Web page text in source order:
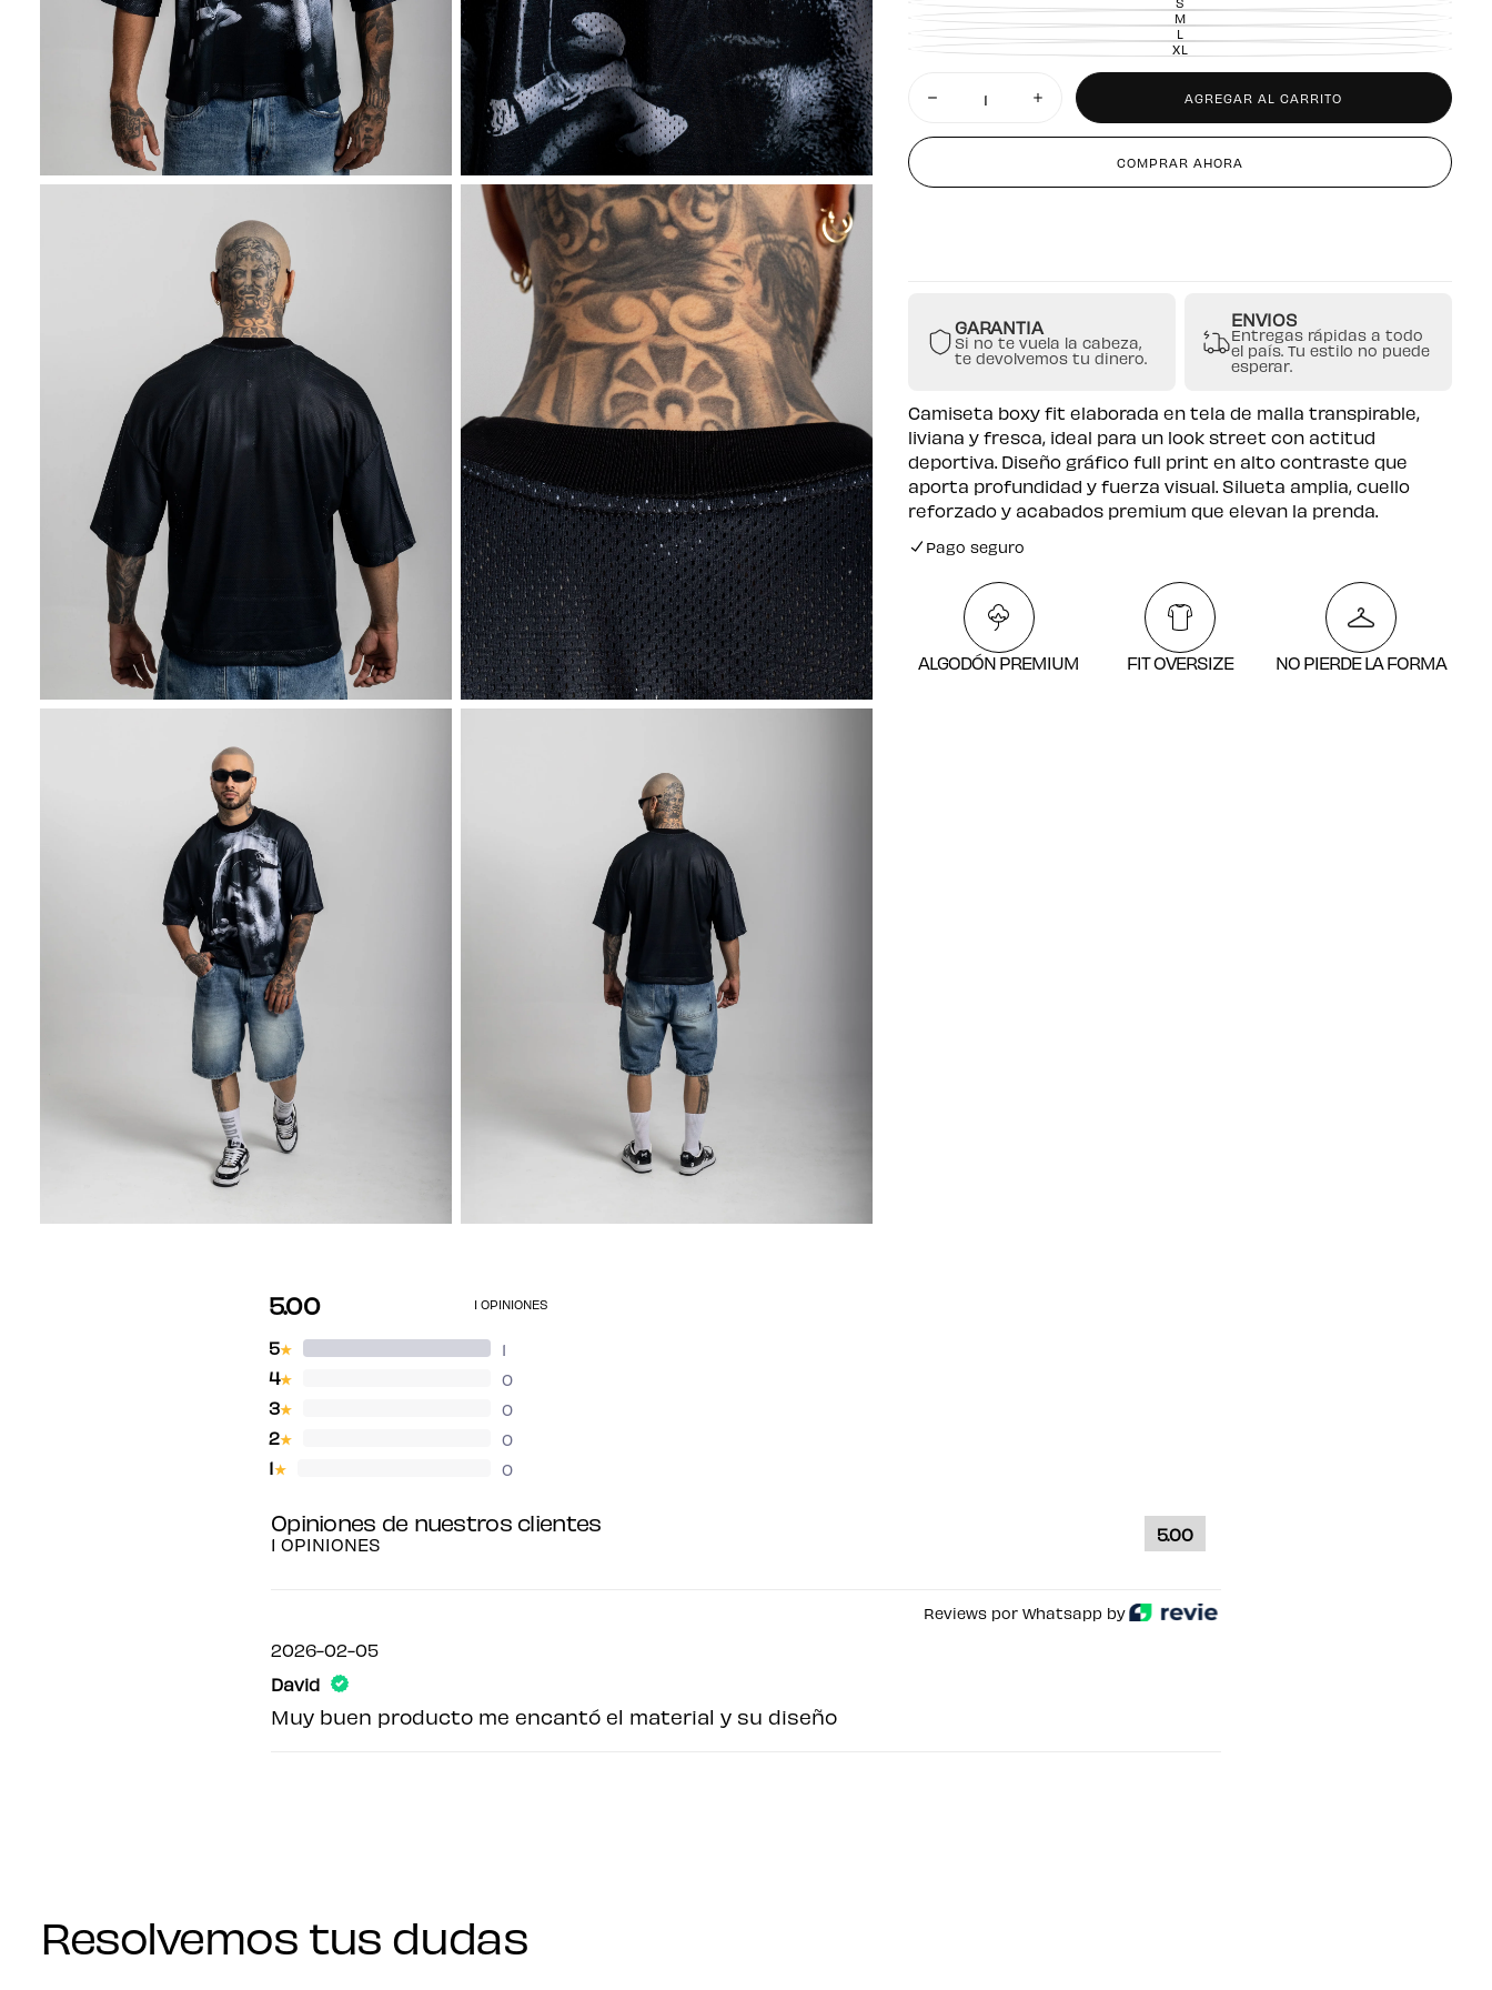
VARIANTE
AGOTADA
O
NO
DISPONIBLE
MVARIANTE
AGOTADA
O
NO
LVARIANTE
AGOTADA
O
NO
XLVARIANTE
O
DISPONIBLE
Disminuir
para
Hitmaker
Aumentar
cantidad
para
Hitmaker
AGREGAR AL CARRITO
COMPRAR AHORA
GARANTIA
Si no te vuela la cabeza,
te devolvemos tu dinero.
ENVIOS
Entregas rápidas a todo
el país. Tu estilo no puede
esperar.
Camiseta boxy fit elaborada en tela de malla transpirable,
liviana y fresca, ideal para un look street con actitud
deportiva. Diseño gráfico full print en alto contraste que
aporta profundidad y fuerza visual. Silueta amplia, cuello
reforzado y acabados premium que elevan la prenda.
Pago seguro
Pago seguro
ALGODÓN PREMIUM FIT OVERSIZE NO PIERDE LA FORMA
5.00 1 OPINIONES
5★ 1
4★ 0
3★ 0
2★ 0
1★ 0
Opiniones de nuestros clientes
1 OPINIONES 5.00
Reviews por Whatsapp by
2026-02-05
David
Muy buen producto me encantó el material y su diseño
Resolvemos tus dudas
El carrito rápido
está actualmente